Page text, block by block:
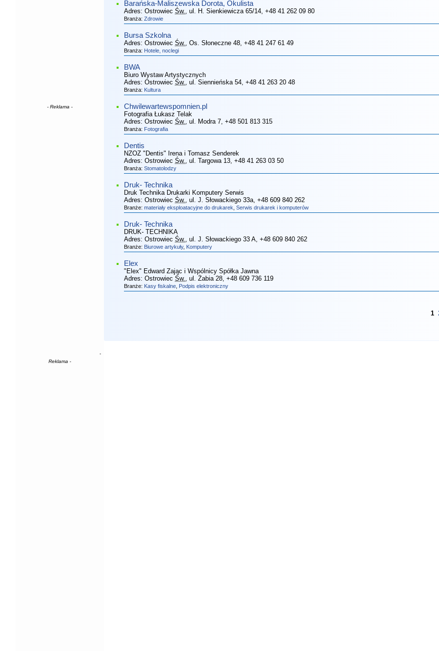
- Reklama -
-
Reklama -
Barańska-Maliszewska Dorota, Okulista
Adres: Ostrowiec Św., ul. H. Sienkiewicza 65/14, +48 41 262 09 80
Branża: Zdrowie
Bursa Szkolna
Adres: Ostrowiec Św., Os. Słoneczne 48, +48 41 247 61 49
Branża: Hotele, noclegi
BWA
Biuro Wystaw Artystycznych
Adres: Ostrowiec Św., ul. Siennieńska 54, +48 41 263 20 48
Branża: Kultura
Chwilewartewspomnien.pl
Fotografia Łukasz Telak
Adres: Ostrowiec Św., ul. Modra 7, +48 501 813 315
Branża: Fotografia
Dentis
NZOZ "Dentis" Irena i Tomasz Senderek
Adres: Ostrowiec Św., ul. Targowa 13, +48 41 263 03 50
Branża: Stomatolodzy
Druk- Technika
Druk Technika Drukarki Komputery Serwis
Adres: Ostrowiec Św., ul. J. Słowackiego 33a, +48 609 840 262
Branże: materiały eksploatacyjne do drukarek Serwis drukarek i komputerów
Druk- Technika
DRUK- TECHNIKA
Adres: Ostrowiec Św., ul. J. Słowackiego 33 A, +48 609 840 262
Branże: Biurowe artykuły, Komputery
Elex
"Elex" Edward Zając i Wspólnicy Spółka Jawna
Adres: Ostrowiec Św., ul. Żabia 28, +48 609 736 119
Branże: Kasy fiskalne Podpis elektroniczny
1